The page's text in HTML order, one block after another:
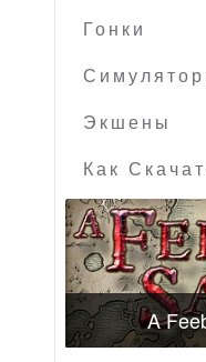
Гонки
Экшены
Как
A